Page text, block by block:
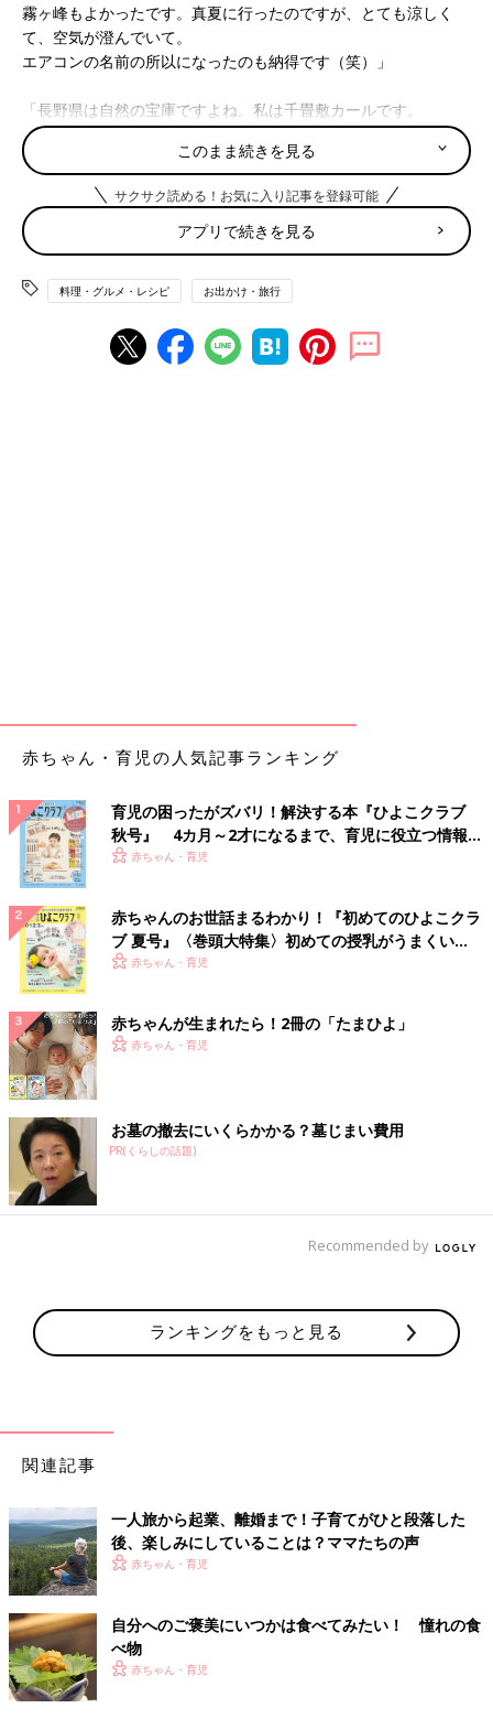
霧ヶ峰もよかったです。真夏に行ったのですが、とても涼しく
て、空気が澄んでいて。
エアコンの名前の所以になったのも納得です（笑）」
「長野県は自然の宝庫ですよね。私は千畳敷カールです。
マイカー規制があるのでバスとロープウェイを乗り継いで頂上に
到着すると、息をのむ絶景が広がっていました。
高山なので高木がなくて、一面緑のじゅうたん。淡い色の高山植
物が咲き乱れていて、日本とは思えない光景に感動しました」
「やはり上高地でしょうか。澄んだ川、新緑まぶしい山々、澄み
切った空。
そしてそこで食べたリンゴが甘くて甘くて絶品でした」
「知床です。何度も足を運んでます。
「北海道で食べたウニです。
す甘さと美味しさでした。
今でもふと『日帰りで食べに行きたい』と思い出すほど、強烈に
印象に残っています」
小さな小さなお皿にのったウニ1000円。旅先で金銭感覚おかし
くなっていたようです。
でも、あのウニはすごかった。あれ以上のウニとは一生会えな
い、 そう思わせる味でした」
「富山県氷見の寒ブリです。お刺身で食べたのですが、脂乗って
て美味しかったです。
地元の方が『地元以外のぶりは食べられない』と、言っていたの
も納得でした」
「山形県でのさくらんぼ狩り。
イチゴ狩りみたいにカップを渡されると思ったら、なんと三脚持
たされました。大工さんが使うタイプで、しかもひとり一脚。
熟して甘いさくらんぼって、上のほうになっているからとのこ
鮮で甘いんです。
タガが外れたように三脚担いで次々と渡り歩いて、最後は三脚の
上でボス猿状態で口にほうばってました」
ですね。
私が出会った店は、夫婦二人で営むお好み焼き屋さん。メニュー
の一品料理であって、何気なく注文しました。
普通はマグロですが、私が食べたのは白身の鯛。
食べたら美味しくて美味しくて。滞在中３回も食べに行きまし
た」
ほかにも大分県別府温泉の肝醤油で食べた城下鰈のお刺身、乗鞍
岳付近で食べたあま〜いトウモロコシ、伊勢神宮のおかげ横丁に
ある「とうふや」の穴子天重、奥日光のにじますなどなど、グル
メ情報が届きました。
このまま続きを見る
サクサク読める！お気に入り記事を登録可能
アプリで続きを見る
料理・グルメ・レシピ お出かけ・旅行
赤ちゃん・育児の人気記事ランキング
育児の困ったがズバリ！解決する本『ひよこクラブ
秋号』 4カ月～2才になるまで、育児に役立つ情報が
いっぱい！
赤ちゃん・育児
赤ちゃんのお世話まるわかり！『初めてのひよこクラ
ブ 夏号』〈巻頭大特集〉初めての授乳がうまくい
く！ おっぱい・ミルクの基本と夏のトラブル 解決テ
赤ちゃん・育児
赤ちゃんが生まれたら！2冊の「たまひよ」
赤ちゃん・育児
お墓の撤去にいくらかかる？墓じまい費用
PR(くらしの話題)
Recommended by
ランキングをもっと見る
関連記事
一人旅から起業、離婚まで！子育てがひと段落した
後、楽しみにしていることは？ママたちの声
赤ちゃん・育児
自分へのご褒美にいつかは食べてみたい！ 憧れの食
べ物
赤ちゃん・育児